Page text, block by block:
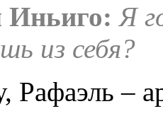
Иньиго: Я
из себя?
Рафаэль –